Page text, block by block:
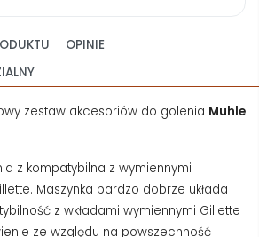
OPINIE
zestaw akcesoriów do golenia Muhle
z kompatybilna z wymiennymi
Maszynka bardzo dobrze układa
z wkładami wymiennymi Gillette
ze względu na powszechność i